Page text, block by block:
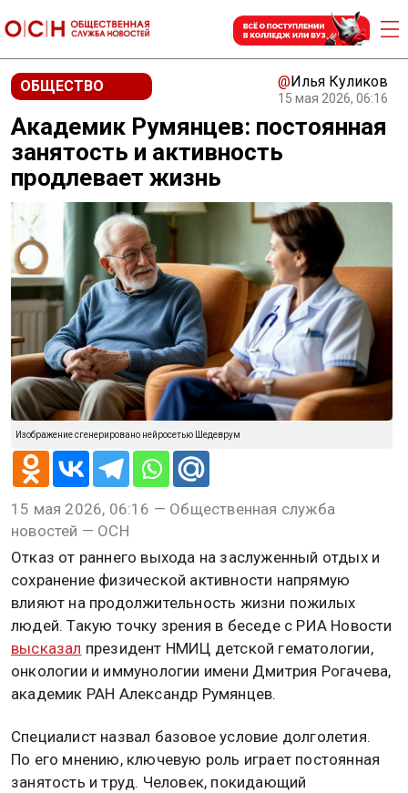
ОБЩЕСТВО @Илья Куликов
15 мая 2026, 06:16
Академик Румянцев: постоянная
занятость и активность
продлевает жизнь
Изображение сгенерировано нейросетью Шедеврум
15 мая 2026, 06:16 — Общественная служба
новостей — ОСН
Отказ от раннего выхода на заслуженный отдых и
сохранение физической активности напрямую
влияют на продолжительность жизни пожилых
людей. Такую точку зрения в беседе с РИА Новости
высказал президент НМИЦ детской гематологии,
онкологии и иммунологии имени Дмитрия Рогачева,
академик РАН Александр Румянцев.
Специалист назвал базовое условие долголетия.
По его мнению, ключевую роль играет постоянная
занятость и труд. Человек, покидающий